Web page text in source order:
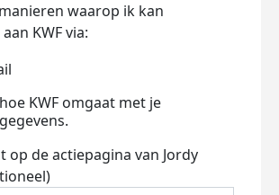
waarop ik kan
KWF via:
hoe KWF omgaat met je
op de actiepagina van Jordy